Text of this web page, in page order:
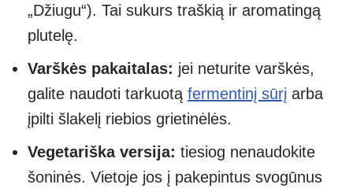
„Džiugu“). Tai sukurs traškią ir aromatingą
plutelę.
Varškės pakaitalas: jei neturite varškės,
galite naudoti tarkuotą fermentinį sūrį arba
įpilti šlakelį riebios grietinėlės.
Vegetariška versija: tiesiog nenaudokite
šoninės. Vietoje jos į pakepintus svogūnus